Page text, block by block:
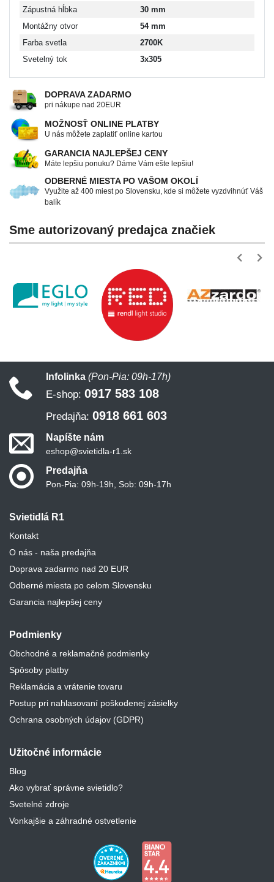
Zápustná hĺbka
30 mm
Montážny otvor
54 mm
Farba svetla
2700K
Svetelný tok
3x305
DOPRAVA ZADARMO
pri nákupe nad 20EUR
MOŽNOSŤ ONLINE PLATBY
U nás môžete zaplatiť online kartou
GARANCIA NAJLEPŠEJ CENY
Máte lepšiu ponuku? Dáme Vám ešte lepšiu!
ODBERNÉ MIESTA PO VAŠOM OKOLÍ
Využite až 400 miest po Slovensku, kde si môžete vyzdvihnúť Váš
balík
Sme autorizovaný predajca značiek
Svietidlá R1
Kontakt
O nás - naša predajňa
Doprava zadarmo nad 20 EUR
Odberné miesta po celom Slovensku
Garancia najlepšej ceny
Podmienky
Obchodné a reklamačné podmienky
Spôsoby platby
Reklamácia a vrátenie tovaru
Postup pri nahlasovaní poškodenej zásielky
Ochrana osobných údajov (GDPR)
Užitočné informácie
Blog
Ako vybrať správne svietidlo?
Svetelné zdroje
Vonkajšie a záhradné ostvetlenie
Infolinka (Pon-Pia: 09h-17h)
E-shop: 0917 583 108
Predajňa: 0918 661 603
Napíšte nám
eshop@svietidla-r1.sk
Predajňa
Pon-Pia: 09h-19h, Sob: 09h-17h